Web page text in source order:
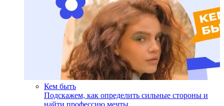
Кем быть
Подскажем, как определить сильные стороны и
найти профессию мечты